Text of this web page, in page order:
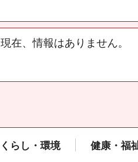
現在、情報はありません。
くらし・環境 健康・福